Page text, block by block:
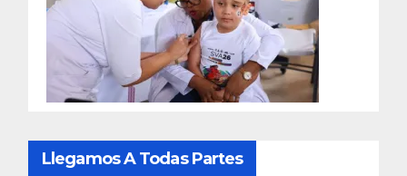
Llegamos A Todas Partes